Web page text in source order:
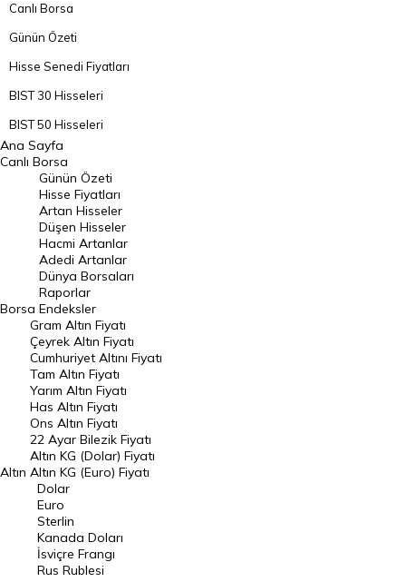
Canlı Borsa
Günün Özeti
Hisse Senedi Fiyatları
BIST 30 Hisseleri
BIST 50 Hisseleri
BIST 100 Hisseleri
En Çok Artan Hisseler
En Çok Düşen Hisseler
Hacmi Artanlar
Geçmiş Kapanışlar
Dünya Borsaları
Raporlar
Endeksler
DÖVİZ
Döviz Kuru
Dolar Kuru
Euro Kuru
Pound Kuru
Frank Kuru
Riyal Kuru
Ana Sayfa
Canlı Borsa
Borsa
Günün Özeti
Hisse Fiyatları
Artan Hisseler
Düşen Hisseler
Hacmi Artanlar
Adedi Artanlar
Dünya Borsaları
Raporlar
Endeksler
Altın
Gram Altın Fiyatı
Çeyrek Altın Fiyatı
Cumhuriyet Altını Fiyatı
Tam Altın Fiyatı
Yarım Altın Fiyatı
Has Altın Fiyatı
Ons Altın Fiyatı
22 Ayar Bilezik Fiyatı
Altın KG (Dolar) Fiyatı
Altın KG (Euro) Fiyatı
Dolar
Euro
Sterlin
Kanada Doları
İsviçre Frangı
Rus Rublesi